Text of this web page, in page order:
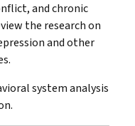
and chronic
the research on
and other
system analysis